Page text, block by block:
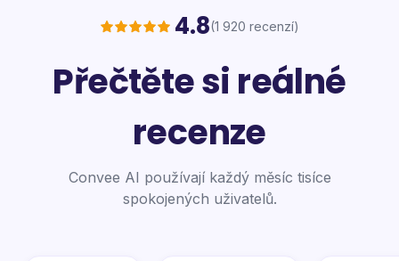
4.8(1 920 recenzí)
Přečtěte si reálné
recenze
Convee AI používají každý měsíc tisíce
spokojených uživatelů.